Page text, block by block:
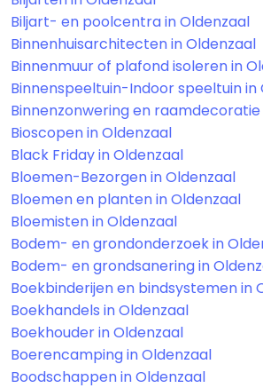
Biljart- en poolcentra in Oldenzaal
Binnenhuisarchitecten in Oldenzaal
Binnenmuur of plafond isoleren in
Binnenspeeltuin-Indoor speeltuin in
Binnenzonwering en
Bioscopen in Oldenzaal
Black Friday in Oldenzaal
Bloemen-Bezorgen in Oldenzaal
Bloemen en planten in Oldenzaal
Bloemisten in Oldenzaal
Bodem- en grondonderzoek in
Bodem- en grondsanering in
Boekbinderijen en bindsystemen in
Boekhandels in Oldenzaal
Boekhouder in Oldenzaal
Boerencamping in Oldenzaal
Boodschappen in Oldenzaal